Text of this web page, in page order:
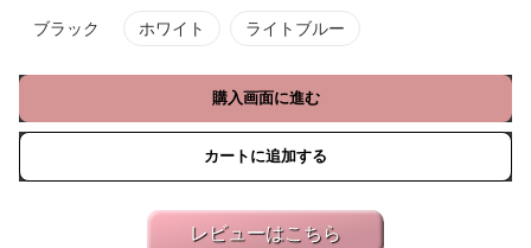
ブラック ホワイト ライトブルー
購入画面に進む
カートに追加する
レビューはこちら